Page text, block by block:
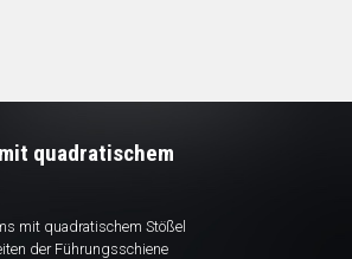
quadratischem
mit quadratischem Stößel
der Führungsschiene